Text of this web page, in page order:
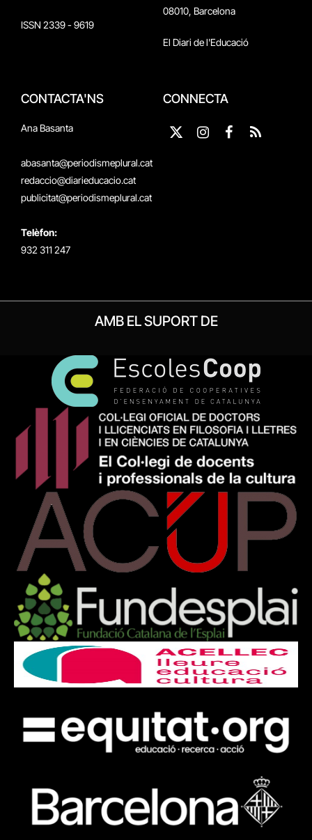
ISSN 2339 - 9619
08010, Barcelona
El Diari de l'Educació
CONTACTA'NS
Ana Basanta
abasanta@periodismeplural.cat
redaccio@diarieducacio.cat
publicitat@periodismeplural.cat
Telèfon:
932 311 247
CONNECTA
X
Instagram
Facebook
RSS
AMB EL SUPORT DE